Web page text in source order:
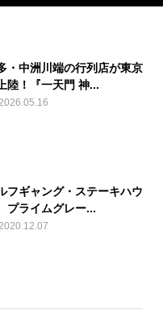
・中洲川端の行列店が東京
陸！『一天門 神...
フギャング・ステーキハウ
ライムグレー...
2020.12.07